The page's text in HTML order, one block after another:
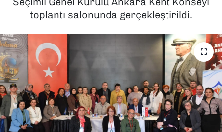
toplantı salonunda gerçekleştirildi.
MAGAZİN
POLİTİKA
SAĞLIK
SPOR
TEKNOLOJİ
Haber Arşivi